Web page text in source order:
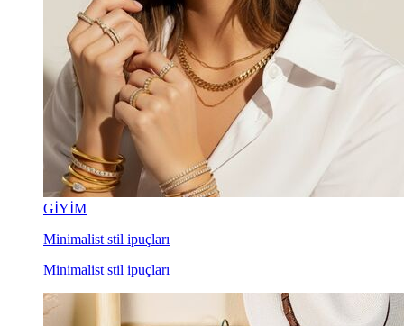
GİYİM
Minimalist stil ipuçları
Minimalist stil ipuçları